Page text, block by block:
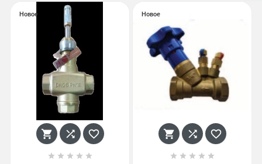
Новое
  
    
Новое
  
    